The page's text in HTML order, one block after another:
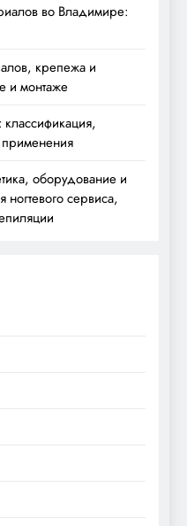
во Владимире:
крепежа и
и монтаже
оборудование и
сервиса,